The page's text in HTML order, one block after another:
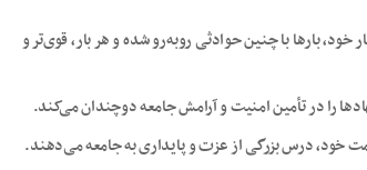
بارها با چنین حوادثی روبه‌رو شده و هر بار، قوی‌تر و
را در تأمین امنیت و آرامش جامعه دوچندان می‌کند.
خود، درس بزرگی از عزت و پایداری به جامعه می‌دهند.